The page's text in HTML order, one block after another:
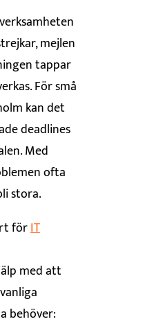
mejlen
tappar
För små
kan det
deadlines
Med
ofta
stora.
förIT
med att
behöver: